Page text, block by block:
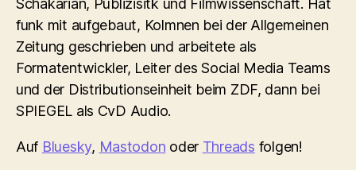
Schakarian, Publizisitk und Filmwissenschaft. Hat
funk mit aufgebaut, Kolmnen bei der Allgemeinen
Zeitung geschrieben und arbeitete als
Formatentwickler, Leiter des Social Media Teams
und der Distributionseinheit beim ZDF, dann bei
SPIEGEL als CvD Audio.
Auf Bluesky, Mastodon oder Threads folgen!